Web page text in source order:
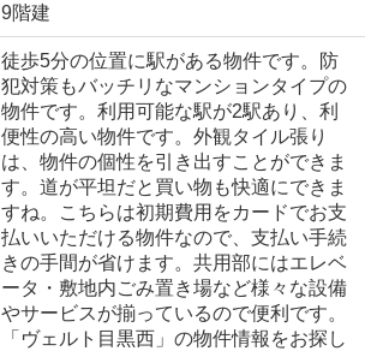
9階建
徒歩5分の位置に駅がある物件です。防
犯対策もバッチリなマンションタイプの
物件です。利用可能な駅が2駅あり、利
便性の高い物件です。外観タイル張り
は、物件の個性を引き出すことができま
す。道が平坦だと買い物も快適にできま
すね。こちらは初期費用をカードでお支
払いいただける物件なので、支払い手続
きの手間が省けます。共用部にはエレベ
ータ・敷地内ごみ置き場など様々な設備
やサービスが揃っているので便利です。
「ヴェルト目黒西」の物件情報をお探し